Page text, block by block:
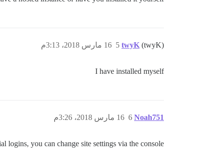
twyK (twyK) 16 مارس 2018، 3:13م 5
I have installed myself
Noah751 16 مارس 2018، 3:26م 6
logins, you can change site settings via the console